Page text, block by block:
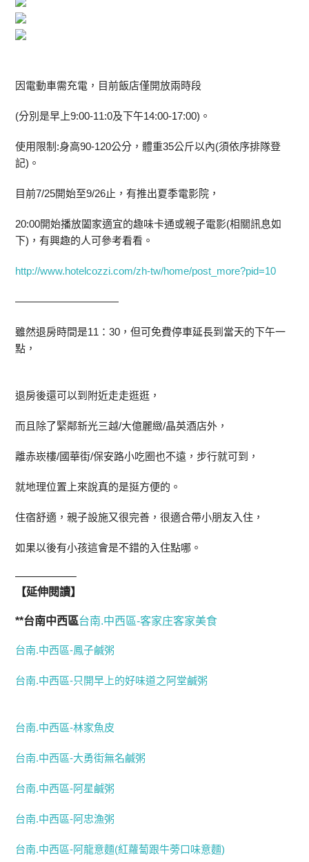
因電動車需充電，目前飯店僅開放兩時段
(分別是早上9:00-11:0及下午14:00-17:00)。
使用限制:身高90-120公分，體重35公斤以內(須依序排隊登
記)。
目前7/25開始至9/26止，有推出夏季電影院，
20:00開始播放闔家適宜的趣味卡通或親子電影(相關訊息如
下)，有興趣的人可參考看看。
http://www.hotelcozzi.com/zh-tw/home/post_more?pid=10
——————————
雖然退房時間是11：30，但可免費停車延長到當天的下午一
點，
退房後還可以到附近走走逛逛，
而且除了緊鄰新光三越/大億麗緻/晶英酒店外，
離赤崁樓/國華街/保安路小吃圈也不遠，步行就可到，
就地理位置上來說真的是挺方便的。
住宿舒適，親子設施又很完善，很適合帶小朋友入住，
如果以後有小孩這會是不錯的入住點哪。
—————–
【延伸閱讀】
**台南中西區台南.中西區-客家庄客家美食
台南.中西區-鳳子鹹粥
台南.中西區-只開早上的好味道之阿堂鹹粥
台南.中西區-林家魚皮
台南.中西區-大勇街無名鹹粥
台南.中西區-阿星鹹粥
台南.中西區-阿忠漁粥
台南.中西區-阿龍意麵(紅蘿蔔跟牛蒡口味意麵)